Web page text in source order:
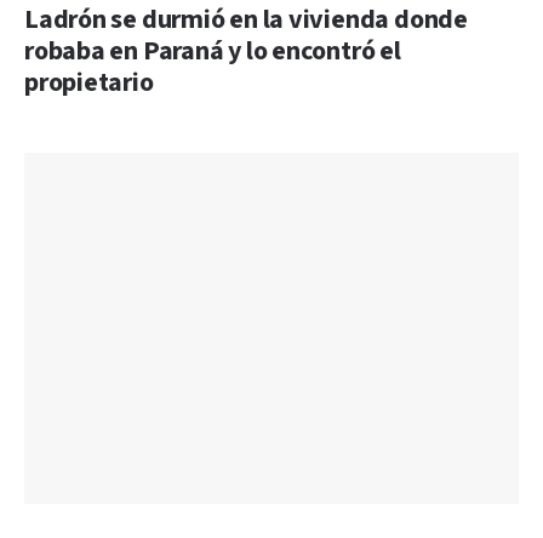
Ladrón se durmió en la vivienda donde
robaba en Paraná y lo encontró el
propietario